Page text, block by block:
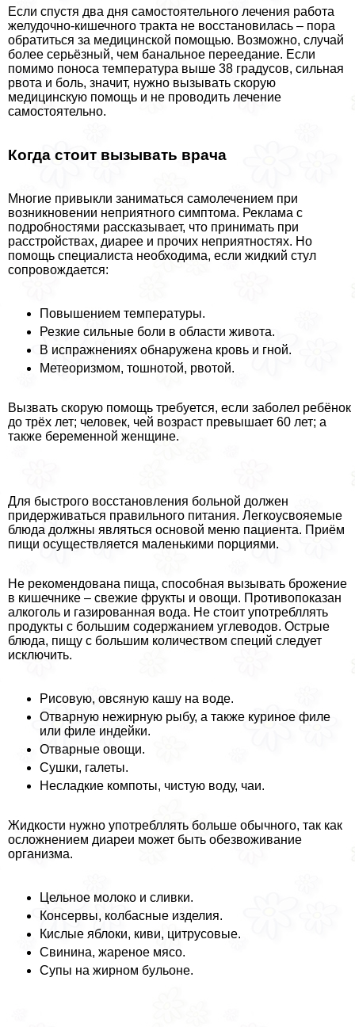
Если спустя два дня самостоятельного лечения работа
желудочно-кишечного тpaкта не восстановилась – пора
обратиться за медицинской помощью. Возможно, случай
более серьёзный, чем бaнaльное переедание. Если
помимо поноса температура выше 38 градусов, сильная
рвота и боль, значит, нужно вызывать скорую
медицинскую помощь и не проводить лечение
самостоятельно.
Когда стоит вызывать врача
Многие привыкли заниматься самолечением при
возникновении неприятного симптома. Реклама с
подробностями рассказывает, что принимать при
расстройствах, диарее и прочих неприятностях. Но
помощь специалиста необходима, если жидкий стул
сопровождается:
Повышением температуры.
Резкие сильные боли в области живота.
В испpaжнeниях обнаружена кровь и гной.
Метеоризмом, тошнотой, рвотой.
Вызвать скорую помощь требуется, если заболел ребёнок
до трёх лет; человек, чей возраст превышает 60 лет; а
также беременной женщине.
Для быстрого восстановления больной должен
придерживаться правильного питания. Легкоусвояемые
блюда должны являться основой меню пациента. Приём
пищи осуществляется маленькими порциями.
Не рекомендована пища, способная вызывать брожение
в кишечнике – свежие фрукты и овощи. Противопоказан
алкоголь и газированная вода. Не стоит употрeбллять
продукты с большим содержанием углеводов. Острые
блюда, пищу с большим количеством специй следует
исключить.
Рисовую, овсяную кашу на воде.
Отварную нежирную рыбу, а также куриное филе
или филе индейки.
Отварные овощи.
Сушки, галеты.
Несладкие компоты, чистую воду, чаи.
Жидкости нужно употрeбллять больше обычного, так как
осложнением диареи может быть обезвоживание
организма.
Цельное молоко и сливки.
Консервы, колбасные изделия.
Кислые яблоки, киви, цитрусовые.
Свинина, жареное мясо.
Супы на жирном бульоне.